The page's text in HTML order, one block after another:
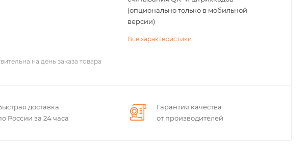
(опционально только в мобильной
версии)
Все характеристики
на день заказа товара
доставка
России за 24 часа
Гарантия качества
от производителей